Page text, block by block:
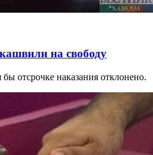
на свободу
отсрочке наказания отклонено.